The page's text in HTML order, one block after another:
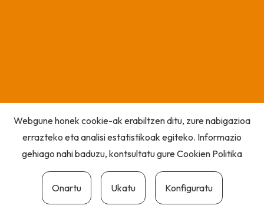
Webgune honek cookie-ak erabiltzen ditu, zure nabigazioa
errazteko eta analisi estatistikoak egiteko. Informazio
gehiago nahi baduzu, kontsultatu gureCookien Politika
Onartu Ukatu Konfiguratu